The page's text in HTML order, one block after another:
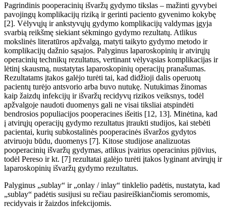
Pagrindinis pooperacinių išvaržų gydymo tikslas – mažinti gyvybei
pavojingų komplikacijų riziką ir gerinti paciento gyvenimo kokybę
[2]. Vėlyvųjų ir ankstyvųjų gydymo komplikacijų valdymas įgyja
svarbią reikšmę siekiant sėkmingo gydymo rezultatų. Atlikus
mokslinės literatūros apžvalgą, matyti taikyto gydymo metodo ir
komplikacijų dažnio sąsajos. Palyginus laparoskopinių ir atvirųjų
operacinių technikų rezultatus, vertinant vėlyvąsias komplikacijas ir
lėtinį skausmą, nustatytas laparoskopinių operacijų pranašumas.
Rezultatams įtakos galėjo turėti tai, kad didžioji dalis operuotų
pacientų turėjo antsvorio arba buvo nutukę. Nutukimas žinomas
kaip žaizdų infekcijų ir išvaržų recidyvų rizikos veiksnys, todėl
apžvalgoje naudoti duomenys gali ne visai tiksliai atspindėti
bendrosios populiacijos pooperacines išeitis [12, 13]. Minėtina, kad
į atvirųjų operacijų gydymo rezultatus įtraukti studijos, kai stebėti
pacientai, kurių subkostalinės pooperacinės išvaržos gydytos
atviruoju būdu, duomenys [7]. Kitose studijose analizuotas
pooperacinių išvaržų gydymas, atlikus įvairius operacinius pjūvius,
todėl Pereso ir kt. [7] rezultatai galėjo turėti įtakos lyginant atvirųjų ir
laparoskopinių išvaržų gydymo rezultatus.
Palyginus „sublay“ ir „onlay / inlay“ tinklelio padėtis, nustatyta, kad
„sublay“ padėtis susijusi su rečiau pasireiškiančiomis seromomis,
recidyvais ir žaizdos infekcijomis.